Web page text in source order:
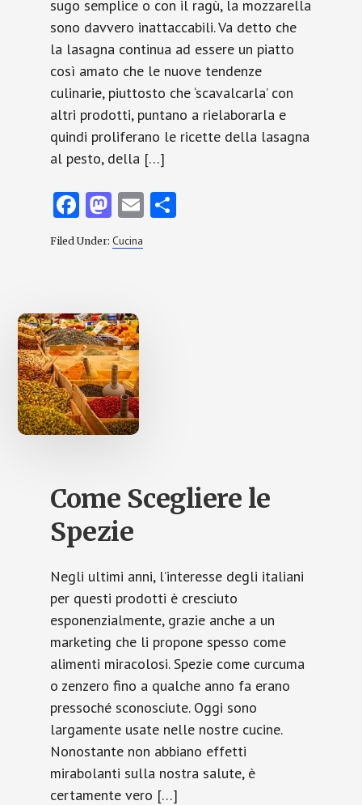
sugo semplice o con il ragù, la mozzarella
sono davvero inattaccabili. Va detto che
la lasagna continua ad essere un piatto
così amato che le nuove tendenze
culinarie, piuttosto che ‘scavalcarla’ con
altri prodotti, puntano a rielaborarla e
quindi proliferano le ricette della lasagna
al pesto, della […]
Fa
ce
o
k
M
as
to
o
n
E
Filed Under:Cucina
Come Scegliere le
Spezie
Negli ultimi anni, l’interesse degli italiani
per questi prodotti è cresciuto
esponenzialmente, grazie anche a un
marketing che li propone spesso come
alimenti miracolosi. Spezie come curcuma
o zenzero fino a qualche anno fa erano
pressoché sconosciute. Oggi sono
largamente usate nelle nostre cucine.
Nonostante non abbiano effetti
mirabolanti sulla nostra salute, è
certamente vero […]